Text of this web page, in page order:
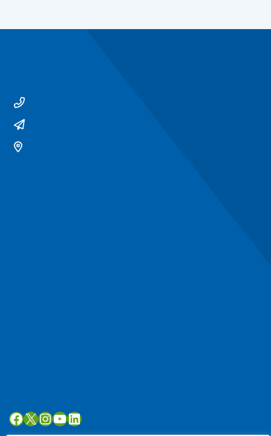
Facebook
X Instagram
YouTube
LinkedIn